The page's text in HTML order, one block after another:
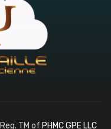
TM of PHMC GPE LLC